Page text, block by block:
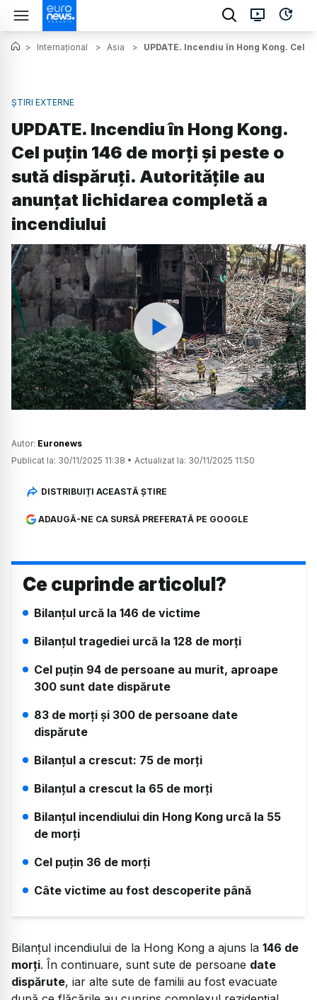
> Internațional > Asia > UPDATE. Incendiu în Hong Kong.
ȘTIRI EXTERNE
UPDATE. Incendiu în Hong Kong.
Cel puțin 146 de morți și peste o
sută dispăruți. Autoritățile au
anunțat lichidarea completă a
incendiului
Watch
Autor: Euronews
Publicat la: 30/11/2025 11:38 • Actualizat la: 30/11/2025 11:50
DISTRIBUIȚI ACEASTĂ ȘTIRE
ADAUGĂ-NE CA SURSĂ PREFERATĂ PE GOOGLE
Ce cuprinde articolul?
Bilanțul urcă la 146 de victime
Bilanțul tragediei urcă la 128 de morți
Cel puțin 94 de persoane au murit, aproape
300 sunt date dispărute
83 de morți și 300 de persoane date
dispărute
Bilanțul a crescut: 75 de morți
Bilanțul a crescut la 65 de morți
Bilanțul incendiului din Hong Kong urcă la 55
de morți
Cel puțin 36 de morți
Câte victime au fost descoperite până
Bilanțul incendiului de la Hong Kong a ajuns la 146 de
morți. În continuare, sunt sute de persoane date
dispărute, iar alte sute de familii au fost evacuate